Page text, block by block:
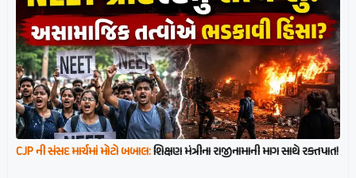
CJP ની સંસદ માર્ચમાં મોટો બબાલ:શિક્ષણ મંત્રીના રાજીનામાની માગ સાથે રક્તપાત!